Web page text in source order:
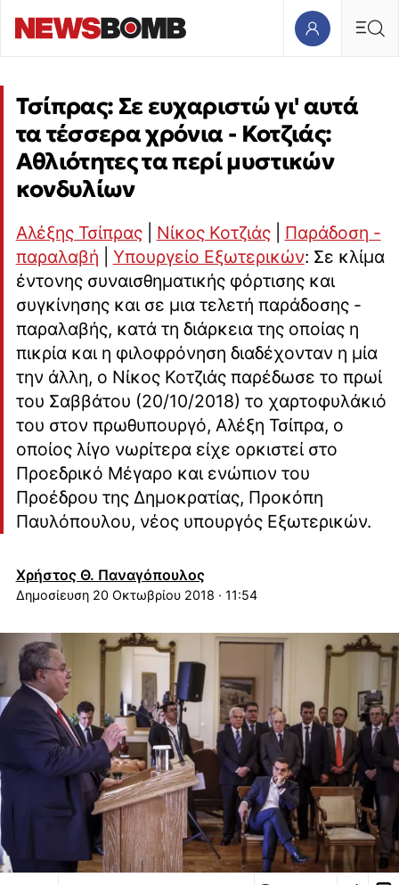
Τσίπρας: Σε ευχαριστώ γι' αυτά
τα τέσσερα χρόνια - Κοτζιάς:
Αθλιότητες τα περί μυστικών
κονδυλίων
Αλέξης Τσίπρας| Νίκος Κοτζιάς| Παράδοση -
παραλαβή
Υπουργείο Εξωτερικών: Σε κλίμα
έντονης συναισθηματικής φόρτισης και
συγκίνησης και σε μια τελετή παράδοσης -
παραλαβής, κατά τη διάρκεια της οποίας η
πικρία και η φιλοφρόνηση διαδέχονταν η μία
την άλλη, ο Νίκος Κοτζιάς παρέδωσε το πρωί
του Σαββάτου (20/10/2018) το χαρτοφυλάκιό
του στον πρωθυπουργό, Αλέξη Τσίπρα, ο
οποίος λίγο νωρίτερα είχε ορκιστεί στο
Προεδρικό Μέγαρο και ενώπιον του
Προέδρου της Δημοκρατίας, Προκόπη
Παυλόπουλου, νέος υπουργός Εξωτερικών.
Χρήστος Θ. Παναγόπουλος
20 Οκτωβρίου 2018 · 11:54